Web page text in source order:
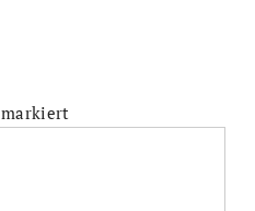
markiert